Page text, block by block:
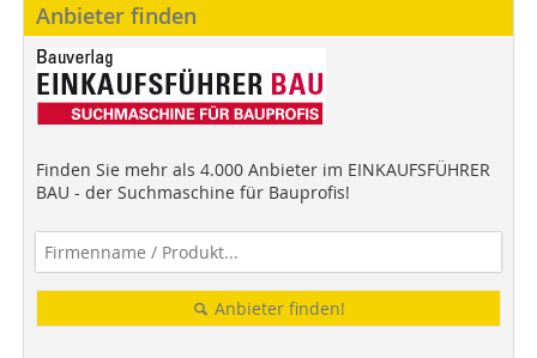
Anbieter finden
Finden Sie mehr als 4.000 Anbieter im EINKAUFSFÜHRER
BAU - der Suchmaschine für Bauprofis!
Anbieter finden!